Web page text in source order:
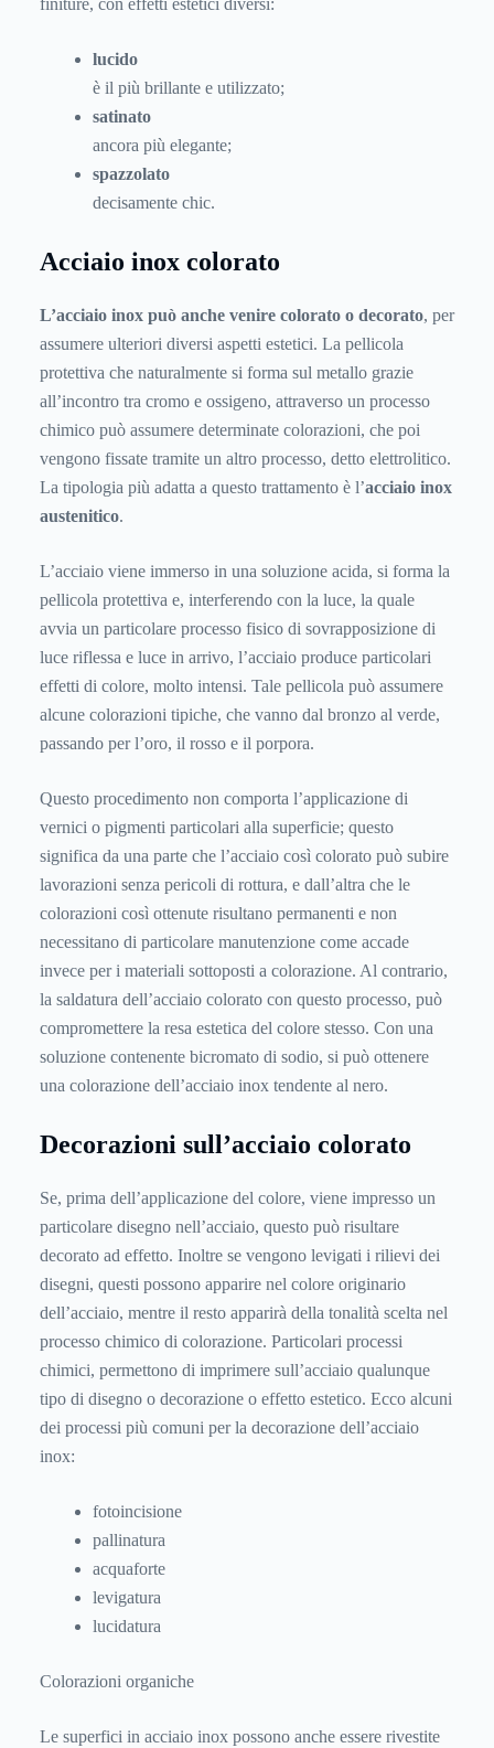
finiture, con effetti estetici diversi:
lucido
è il più brillante e utilizzato;
satinato
ancora più elegante;
spazzolato
decisamente chic.
Acciaio inox colorato
L’acciaio inox può anche venire colorato o decorato, per
assumere ulteriori diversi aspetti estetici. La pellicola
protettiva che naturalmente si forma sul metallo grazie
all’incontro tra cromo e ossigeno, attraverso un processo
chimico può assumere determinate colorazioni, che poi
vengono fissate tramite un altro processo, detto elettrolitico.
La tipologia più adatta a questo trattamento è l’acciaio inox
austenitico.
L’acciaio viene immerso in una soluzione acida, si forma la
pellicola protettiva e, interferendo con la luce, la quale
avvia un particolare processo fisico di sovrapposizione di
luce riflessa e luce in arrivo, l’acciaio produce particolari
effetti di colore, molto intensi. Tale pellicola può assumere
alcune colorazioni tipiche, che vanno dal bronzo al verde,
passando per l’oro, il rosso e il porpora.
Questo procedimento non comporta l’applicazione di
vernici o pigmenti particolari alla superficie; questo
significa da una parte che l’acciaio così colorato può subire
lavorazioni senza pericoli di rottura, e dall’altra che le
colorazioni così ottenute risultano permanenti e non
necessitano di particolare manutenzione come accade
invece per i materiali sottoposti a colorazione. Al contrario,
la saldatura dell’acciaio colorato con questo processo, può
compromettere la resa estetica del colore stesso. Con una
soluzione contenente bicromato di sodio, si può ottenere
una colorazione dell’acciaio inox tendente al nero.
Decorazioni sull’acciaio colorato
Se, prima dell’applicazione del colore, viene impresso un
particolare disegno nell’acciaio, questo può risultare
decorato ad effetto. Inoltre se vengono levigati i rilievi dei
disegni, questi possono apparire nel colore originario
dell’acciaio, mentre il resto apparirà della tonalità scelta nel
processo chimico di colorazione. Particolari processi
chimici, permettono di imprimere sull’acciaio qualunque
tipo di disegno o decorazione o effetto estetico. Ecco alcuni
dei processi più comuni per la decorazione dell’acciaio
inox:
fotoincisione
pallinatura
acquaforte
levigatura
lucidatura
Colorazioni organiche
Le superfici in acciaio inox possono anche essere rivestite